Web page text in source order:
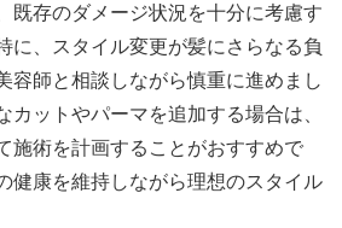
既存のダメージ状況を十分に考慮す
に、スタイル変更が髪にさらなる負
容師と相談しながら慎重に進めまし
カットやパーマを追加する場合は、
施術を計画することがおすすめで
健康を維持しながら理想のスタイル